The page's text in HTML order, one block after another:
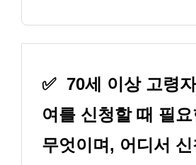
✅ 70세 이상 고령
여를 신청할 때 필
무엇이며, 어디서